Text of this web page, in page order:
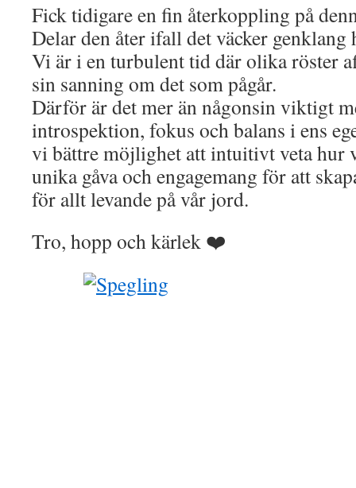
Fick tidigare en fin återkoppling på
Delar den åter ifall det väcker
Vi är i en turbulent tid där olika röster
sin sanning om det som pågår.
Därför är det mer än någonsin viktigt
introspektion, fokus och balans i ens
vi bättre möjlighet att intuitivt veta hur
unika gåva och engagemang för att
för allt levande på vår jord.
Tro, hopp och kärlek ❤️